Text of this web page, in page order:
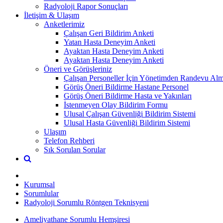
Radyoloji Rapor Sonuçları
İletişim & Ulaşım
Anketlerimiz
Çalışan Geri Bildirim Anketi
Yatan Hasta Deneyim Anketi
Ayaktan Hasta Deneyim Anketi
Ayaktan Hasta Deneyim Anketi
Öneri ve Görüşleriniz
Çalışan Personeller İçin Yönetimden Randevu
Görüş Öneri Bildirme Hastane Personel
Görüş Öneri Bildirme Hasta ve Yakınları
İstenmeyen Olay Bildirim Formu
Ulusal Çalışan Güvenliği Bildirim Sistemi
Ulusal Hasta Güvenliği Bildirim Sistemi
Ulaşım
Telefon Rehberi
Sık Sorulan Sorular
Kurumsal
Sorumlular
Radyoloji Sorumlu Röntgen Teknisyeni
Ameliyathane Sorumlu Hemşiresi